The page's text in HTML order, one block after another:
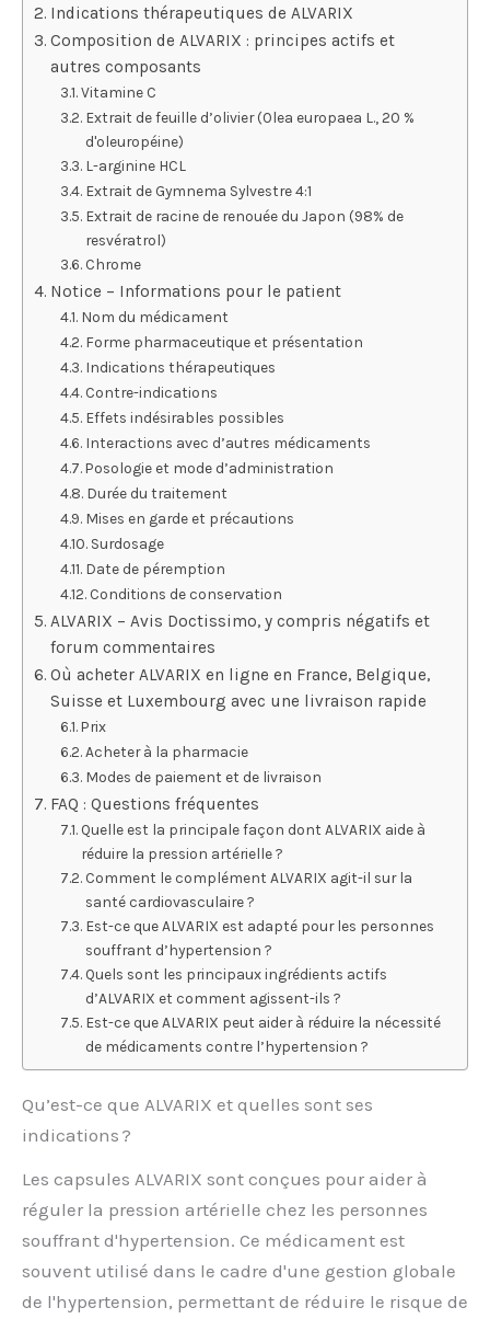
Indications thérapeutiques de ALVARIX
Composition de ALVARIX : principes actifs et
autres composants
Vitamine C
Extrait de feuille d’olivier (Olea europaea L., 20 %
d'oleuropéine)
L-arginine HCL
Extrait de Gymnema Sylvestre 4:1
Extrait de racine de renouée du Japon (98% de
resvératrol)
Chrome
Notice – Informations pour le patient
Nom du médicament
Forme pharmaceutique et présentation
Indications thérapeutiques
Contre-indications
Effets indésirables possibles
Interactions avec d’autres médicaments
Posologie et mode d’administration
Durée du traitement
Mises en garde et précautions
Surdosage
Date de péremption
Conditions de conservation
ALVARIX – Avis Doctissimo, y compris négatifs et
forum commentaires
Où acheter ALVARIX en ligne en France, Belgique,
Suisse et Luxembourg avec une livraison rapide
Prix
Acheter à la pharmacie
Modes de paiement et de livraison
FAQ : Questions fréquentes
Quelle est la principale façon dont ALVARIX aide à
réduire la pression artérielle ?
Comment le complément ALVARIX agit-il sur la
santé cardiovasculaire ?
Est-ce que ALVARIX est adapté pour les personnes
souffrant d’hypertension ?
Quels sont les principaux ingrédients actifs
d’ALVARIX et comment agissent-ils ?
Est-ce que ALVARIX peut aider à réduire la nécessité
de médicaments contre l’hypertension ?
Qu’est-ce que ALVARIX et quelles sont ses
indications ?
Les capsules ALVARIX sont conçues pour aider à
réguler la pression artérielle chez les personnes
souffrant d'hypertension. Ce médicament est
souvent utilisé dans le cadre d'une gestion globale
de l'hypertension, permettant de réduire le risque de